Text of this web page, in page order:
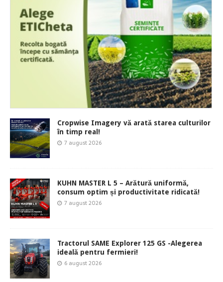
Cropwise Imagery vă arată starea culturilor
în timp real!
7 august 2026
KUHN MASTER L 5 – Arătură uniformă,
consum optim și productivitate ridicată!
7 august 2026
Tractorul SAME Explorer 125 GS -Alegerea
ideală pentru fermieri!
6 august 2026